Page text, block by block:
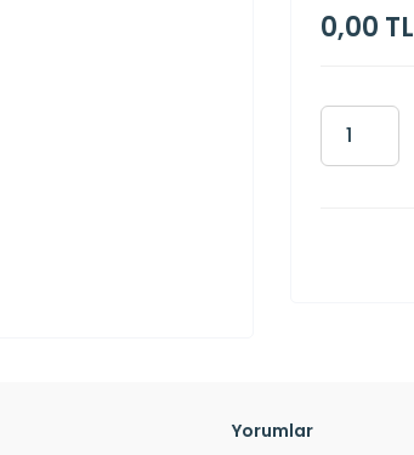
0,00 TL
Yorumlar